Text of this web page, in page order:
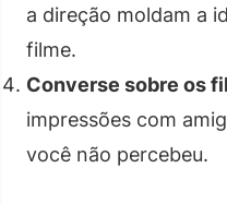
a direção moldam a
filme.
Converse sobre os
impressões com
você não percebeu.